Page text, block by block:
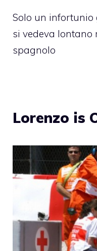
Solo un infortunio
si vedeva lontano
spagnolo
Lorenzo is